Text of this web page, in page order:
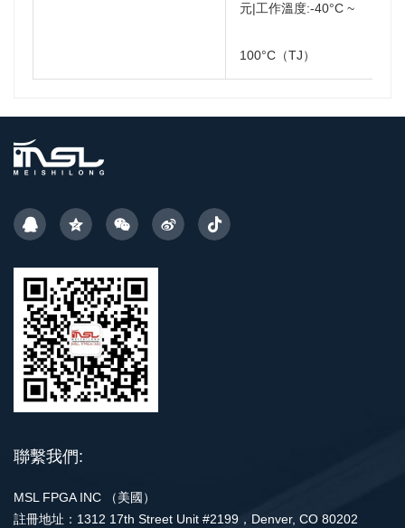
元|工作溫度:-40°C ~
100°C（TJ）
聯繫我們:
MSL FPGA INC （美國）
註冊地址：1312 17th Street Unit #2199，Denver, CO 80202